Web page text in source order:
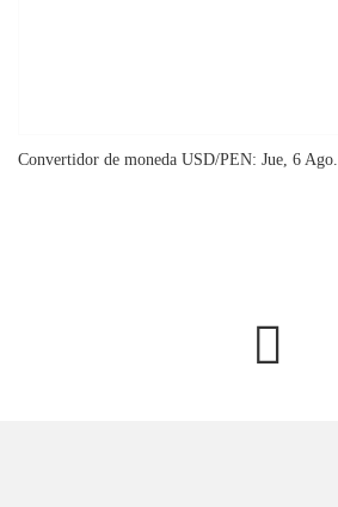
Convertidor de moneda USD/PEN: Jue, 6 Ago.